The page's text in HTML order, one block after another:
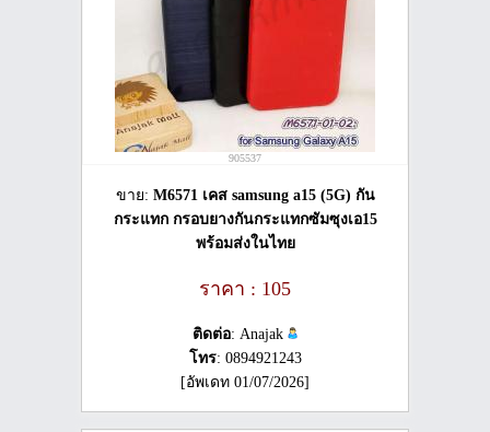
905537
ขาย: M6571 เคส samsung a15 (5G) กัน
กระแทก กรอบยางกันกระแทกซัมซุงเอ15
พร้อมส่งในไทย
ราคา : 105
ติดต่อ: Anajak
โทร: 0894921243
[อัพเดท 01/07/2026]